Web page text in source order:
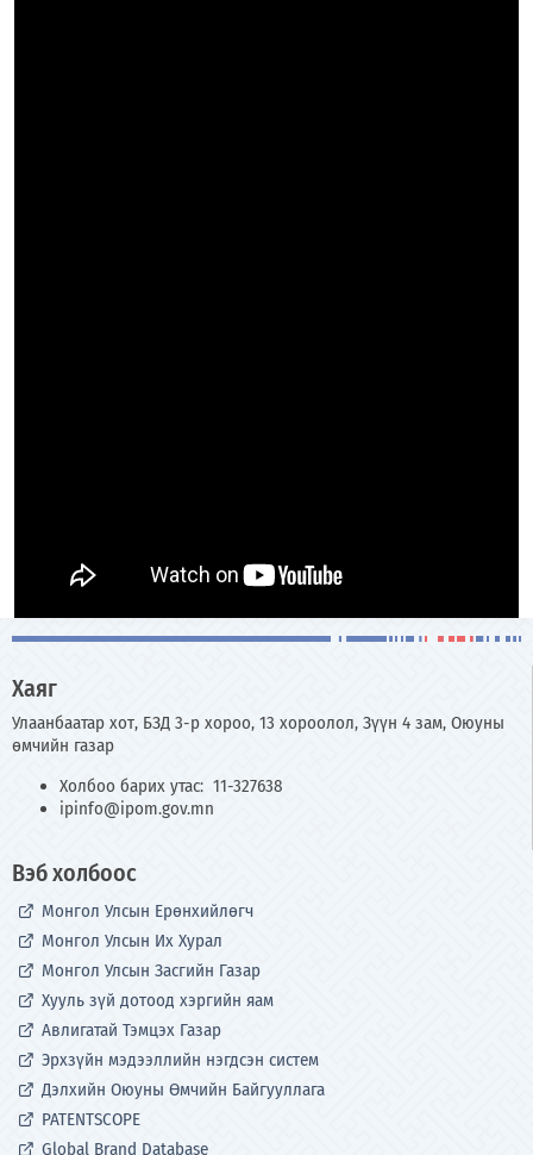
Хаяг
Улаанбаатар хот, БЗД 3-р хороо, 13 хороолол, Зүүн 4 зам, Оюуны
өмчийн газар
Холбоо барих утас: 11-327638
ipinfo@ipom.gov.mn
Вэб холбоос
Монгол Улсын Ерөнхийлөгч
Монгол Улсын Их Хурал
Монгол Улсын Засгийн Газар
Хууль зүй дотоод хэргийн яам
Авлигатай Тэмцэх Газар
Эрхзүйн мэдээллийн нэгдсэн систем
Дэлхийн Оюуны Өмчийн Байгууллага
PATENTSCOPE
Global Brand Database